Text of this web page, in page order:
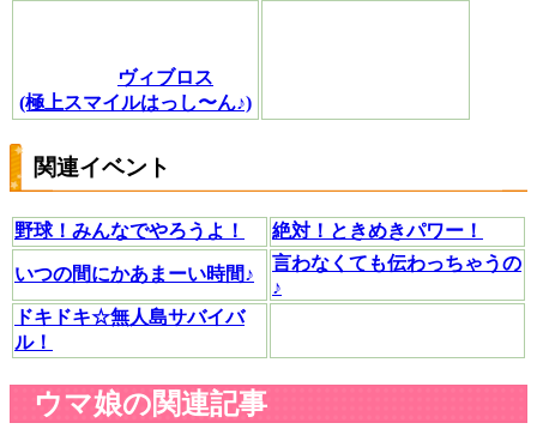
ヴィブロス
(極上スマイルはっし〜ん♪)
関連イベント
野球！みんなでやろうよ！ 絶対！ときめきパワー！
いつの間にかあまーい時間♪
言わなくても伝わっちゃうの
♪
ドキドキ☆無人島サバイバ
ル！
ウマ娘の関連記事